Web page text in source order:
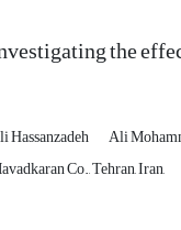
the
Hassanzadeh
Ali
Co., Tehran, Iran,